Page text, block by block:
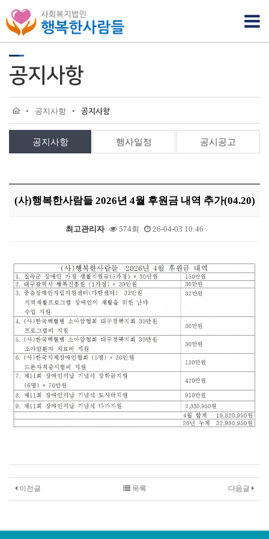
공지사항
• 공지사항 • 공지사항
공지사항 행사일정 공시공고
(사)행복한사람들 2026년 4월 후원금 내역 추가(04.20)
최고관리자 574회 26-04-03 10:46
이전글 다음글
목록